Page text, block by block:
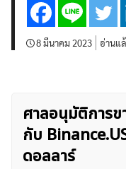
กองทุน Forex
ฟรี EA
8 มีนาคม 2023 อ่านแ
ศาลอนุมัติการ
กับ
ดอลลาร์